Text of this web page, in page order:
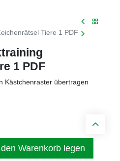
Tiere 1 PDF
1 PDF
Kästchenraster übertragen
Warenkorb legen